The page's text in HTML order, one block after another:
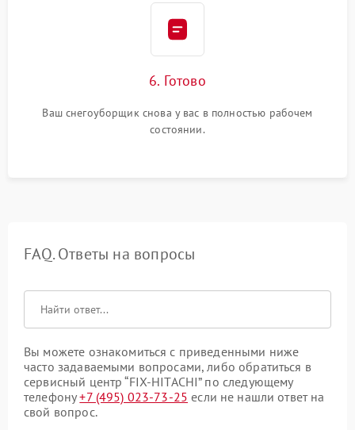
6. Готово
Ваш снегоуборщик снова у вас в полностью рабочем
состоянии.
FAQ. Ответы на вопросы
Вы можете ознакомиться с приведенными ниже
часто задаваемыми вопросами, либо обратиться в
сервисный центр “FIX-HITACHI” по следующему
телефону+7 (495) 023-73-25 если не нашли ответ на
свой вопрос.